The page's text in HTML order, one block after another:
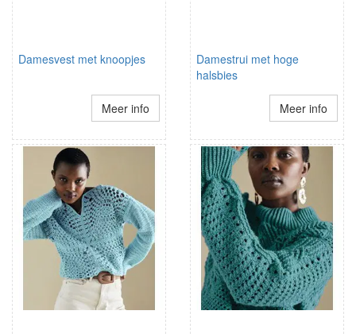
Damesvest met knoopjes
Meer info
Damestrui met hoge
halsbies
Meer info